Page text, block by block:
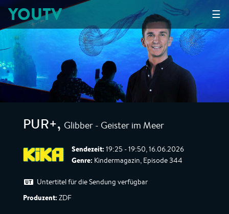
☰
YOUTV
PUR+, Glibber - Geister im Meer
Sendezeit: 19:25 - 19:50, 16.06.2026
Genre: Kindermagazin, Episode 344
Untertitel für die Sendung verfügbar
Produzent: ZDF